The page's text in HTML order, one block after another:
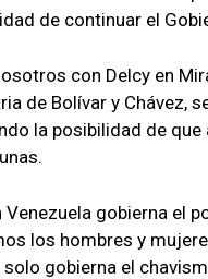
de continuar el
con Delcy en
de Bolívar y Chávez,
la posibilidad de
gobierna el
los hombres y
solo gobierna el